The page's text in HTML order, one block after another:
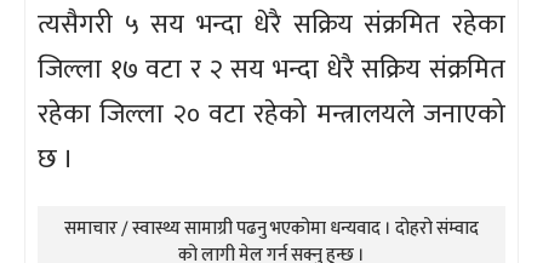
त्यसैगरी ५ सय भन्दा धेरै सक्रिय संक्रमित रहेका
जिल्ला १७ वटा र २ सय भन्दा धेरै सक्रिय संक्रमित
रहेका जिल्ला २० वटा रहेको मन्त्रालयले जनाएको
छ ।
समाचार / स्वास्थ्य सामाग्री पढनु भएकोमा धन्यवाद । दोहरो संम्वाद
को लागी मेल गर्न सक्नु हुन्छ ।